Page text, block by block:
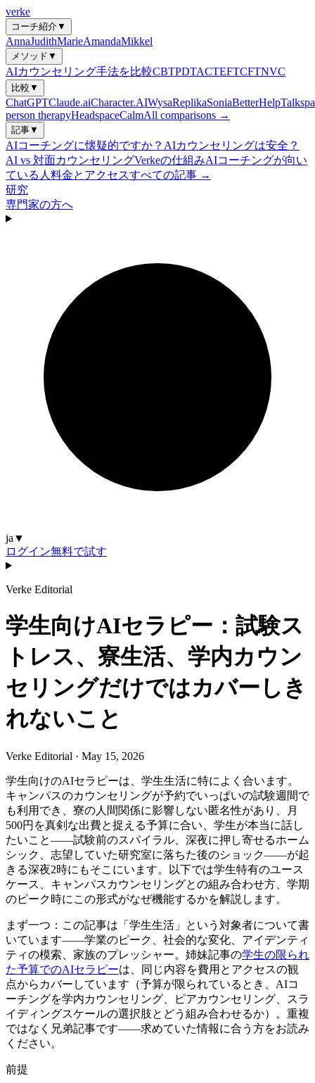
verke
コーチ紹介▼
AnnaJudithMarieAmandaMikkel
メソッド ▼
AIカウンセリング手法を比較CBTPDTACTEFTCFTNVC
比較 ▼
ChatGPTClaude.aiCharacter.AIWysaReplikaSoniaBetterHelp
person therapyHeadspaceCalmAll comparisons →
記事▼
AIコーチングに懐疑的ですか？ AIカウンセリングは安全？
AI vs 対面カウンセリングVerkeの仕組みAIコーチングが向い
ている人 料金とアクセスすべての記事 →
研究
専門家の方へ
ja ▼
ログイン無料で試す
Verke Editorial
学生向けAIセラピー：試験ス
トレス、寮生活、学内カウン
セリングだけではカバーしき
れないこと
Verke Editorial · May 15, 2026
学生向けのAIセラピーは、学生生活に特によく合います。
キャンパスのカウンセリングが予約でいっぱいの試験週間で
も利用でき、寮の人間関係に影響しない匿名性があり、月
500円を真剣な出費と捉える予算に合い、学生が本当に話し
たいこと——試験前のスパイラル、深夜に押し寄せるホーム
シック、志望していた研究室に落ちた後のショック——が起
きる深夜2時にもそこにいます。以下では学生特有のユース
ケース、キャンパスカウンセリングとの組み合わせ方、学期
のピーク時にこの形式がなぜ機能するかを解説します。
まず一つ：この記事は「学生生活」という対象者について書
いています——学業のピーク、社会的な変化、アイデンティ
ティの模索、家族のプレッシャー。姉妹記事の学生の限られ
た予算でのAIセラピーは、同じ内容を費用とアクセスの観
点からカバーしています（予算が限られているとき、AIコ
ーチングを学内カウンセリング、ピアカウンセリング、スラ
イディングスケールの選択肢とどう組み合わせるか）。重複
ではなく兄弟記事です——求めていた情報に合う方をお読み
ください。
前提